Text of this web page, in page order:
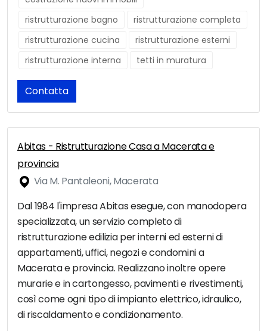
ristrutturazione bagno
ristrutturazione completa
ristrutturazione cucina
ristrutturazione esterni
ristrutturazione interna
tetti in muratura
Contatta
Abitas - Ristrutturazione Casa a Macerata e
provincia
Via M. Pantaleoni, Macerata
Dal 1984 l'impresa Abitas esegue, con manodopera
specializzata, un servizio completo di
ristrutturazione edilizia per interni ed esterni di
appartamenti, uffici, negozi e condomini a
Macerata e provincia. Realizzano inoltre opere
murarie e in cartongesso, pavimenti e rivestimenti,
così come ogni tipo di impianto elettrico, idraulico,
di riscaldamento e condizionamento.